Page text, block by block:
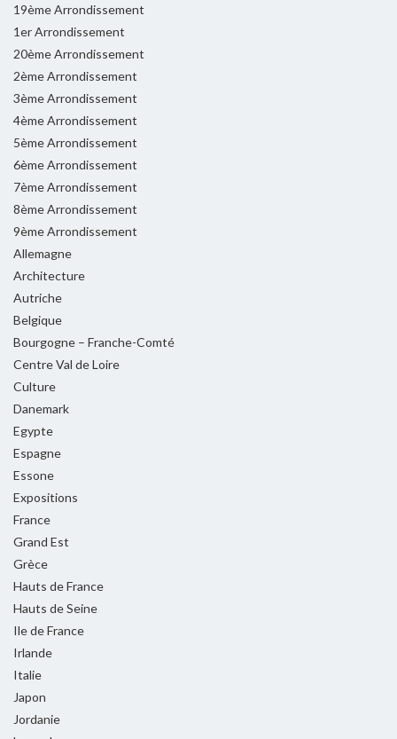
19ème Arrondissement
1er Arrondissement
20ème Arrondissement
2ème Arrondissement
3ème Arrondissement
4ème Arrondissement
5ème Arrondissement
6ème Arrondissement
7ème Arrondissement
8ème Arrondissement
9ème Arrondissement
Allemagne
Architecture
Autriche
Belgique
Bourgogne – Franche-Comté
Centre Val de Loire
Culture
Danemark
Egypte
Espagne
Essone
Expositions
France
Grand Est
Grèce
Hauts de France
Hauts de Seine
Ile de France
Irlande
Italie
Japon
Jordanie